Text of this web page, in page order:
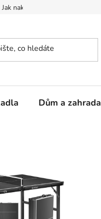
Jak nakupovat
Dům a zahrada